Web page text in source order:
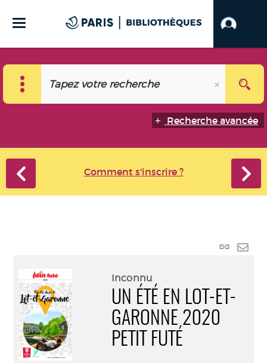
Recherche avancée
Comment s'inscrire ?
Lien
Inconnu
UN ÉTÉ EN LOT-ET-
GARONNE 2020
PETIT FUTÉ